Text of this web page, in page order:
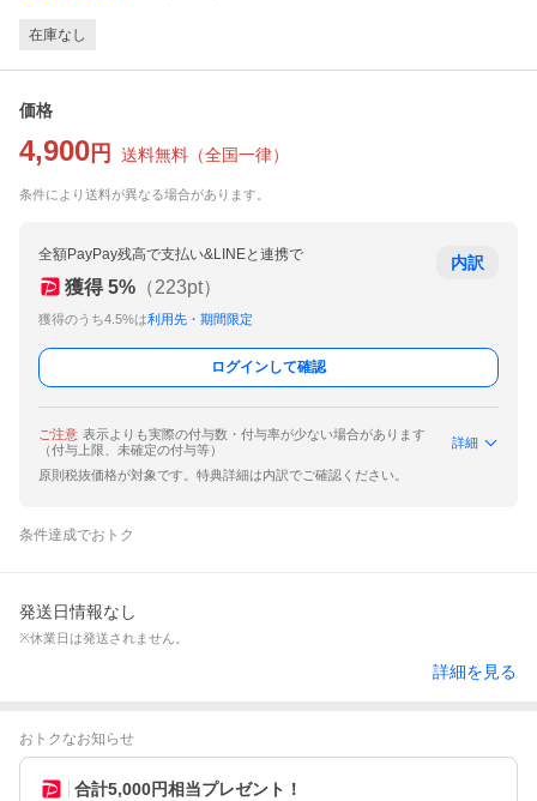
在庫なし
価格
4,900 円 送料無料 （全国一律）
条件により送料が異なる場合があります。
全額PayPay残高で支払い&LINEと連携で
獲得 5% （223pt）
獲得のうち4.5%は利用先・期間限定
内訳
ログインして確認
ご注意 表示よりも実際の付与数・付与率が少ない場合があります
（付与上限、未確定の付与等）
詳細
原則税抜価格が対象です。特典詳細は内訳でご確認ください。
条件達成でおトク
発送日情報なし
※休業日は発送されません。
詳細を見る
おトクなお知らせ
合計5,000円相当プレゼント！